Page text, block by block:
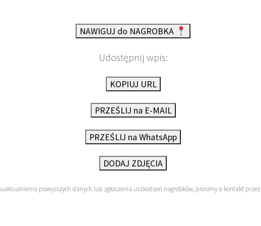
NAWIGUJ do NAGROBKA
Udostępnij wpis:
KOPIUJ URL
PRZEŚLIJ na E-MAIL
PRZEŚLIJ na WhatsApp
DODAJ ZDJĘCIA
powyższych danych lub zgłoszenia uszkodzeń nagrobków, prosimy o kontakt przez